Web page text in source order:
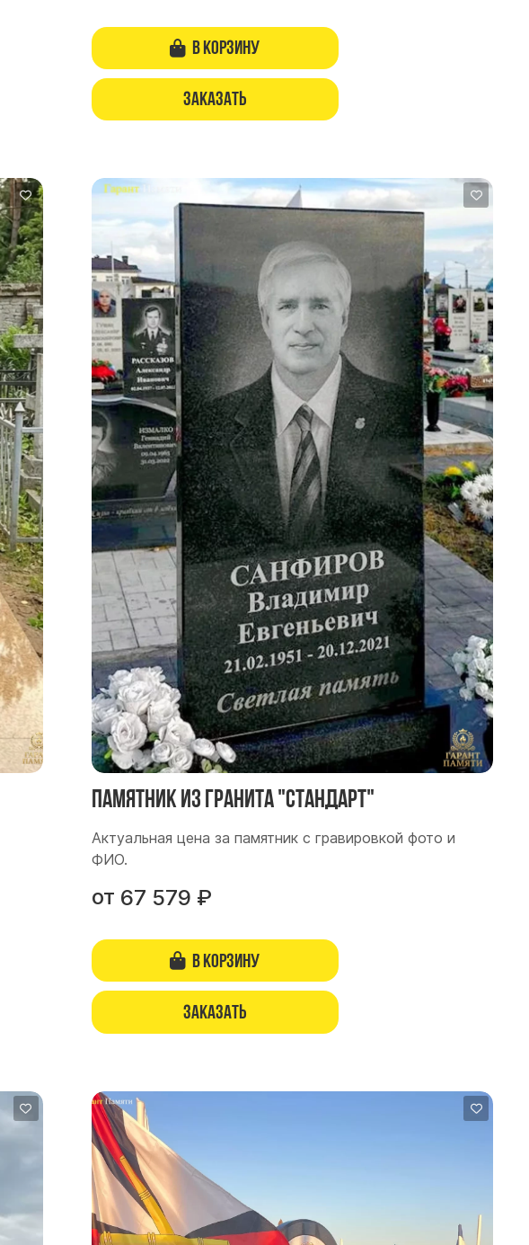
В корзину
Заказать
Памятник из гранита "Стандарт"
Актуальная цена за памятник с гравировкой фото и
ФИО.
от 67 579 ₽
В корзину
Заказать